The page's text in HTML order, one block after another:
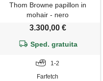
Thom Browne papillon in
mohair - nero
3.300,00 €
Sped. gratuita
1-2
Farfetch